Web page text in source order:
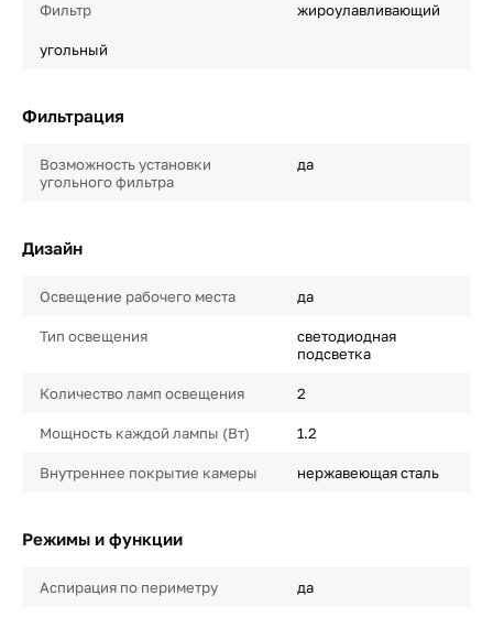
Фильтр жироулавливающий
угольный
Фильтрация
Возможность установки
угольного фильтра
да
Дизайн
Освещение рабочего места да
Тип освещения
светодиодная
подсветка
Количество ламп освещения 2
Мощность каждой лампы (Вт) 1.2
Внутреннее покрытие камеры нержавеющая сталь
Режимы и функции
Аспирация по периметру да